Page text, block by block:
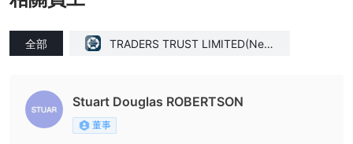
全部
TRADERS TRUST LIMITED(New
Stuart Douglas ROBERTSON
董事